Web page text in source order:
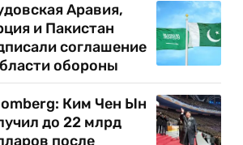
Аравия,
и Пакистан
соглашение
обороны
Ким Чен Ын
до 22 млрд
после